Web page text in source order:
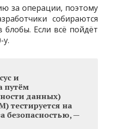
за операции, поэтому
собираются
Если всё пойдёт
у.
и
путём
данных)
тестируется на
безопасностью, —